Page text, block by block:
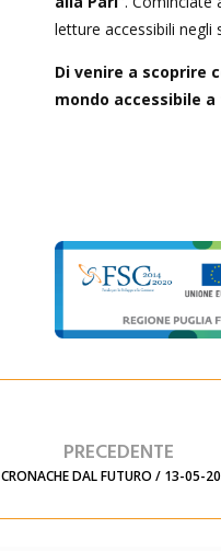
letture accessibili negli
Di venire a scoprire
mondo accessibile
PRECEDENTE
CRONACHE DAL FUTURO / 13-05-